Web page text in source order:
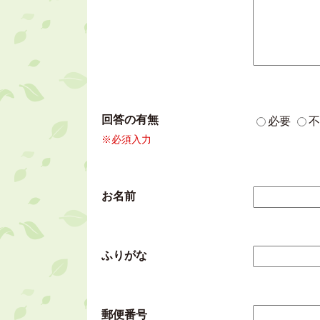
回答の有無
※必須入力
必要
お名前
ふりがな
郵便番号